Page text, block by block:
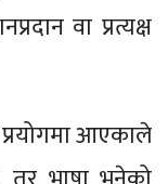
वा प्रत्यक्ष
आएकाले